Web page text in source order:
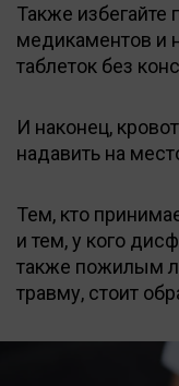
Также
медикаментов и
таблеток без
И наконец,
надавить на
Тем, кто
и тем, у кого
также пожилым
травму, стоит